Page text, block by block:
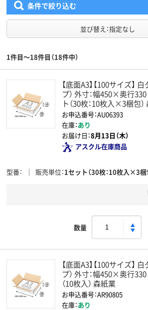
条件で絞り込む
並び替え：指定なし
1件目～18件目（18件中）
【底面A3】【100サイズ】
プ） 外寸：幅450×奥行
ト（30枚：10枚入×3梱包
お申込番号：AU06393
在庫：あり
お届け日：8月13日（木）
アスクル在庫商品
型番 販売単位 1セット（30枚：10枚入×3梱
数量
【底面A3】【100サイズ】
プ） 外寸：幅450×奥行
（10枚入） 森紙業
お申込番号：AR90805
在庫：あり